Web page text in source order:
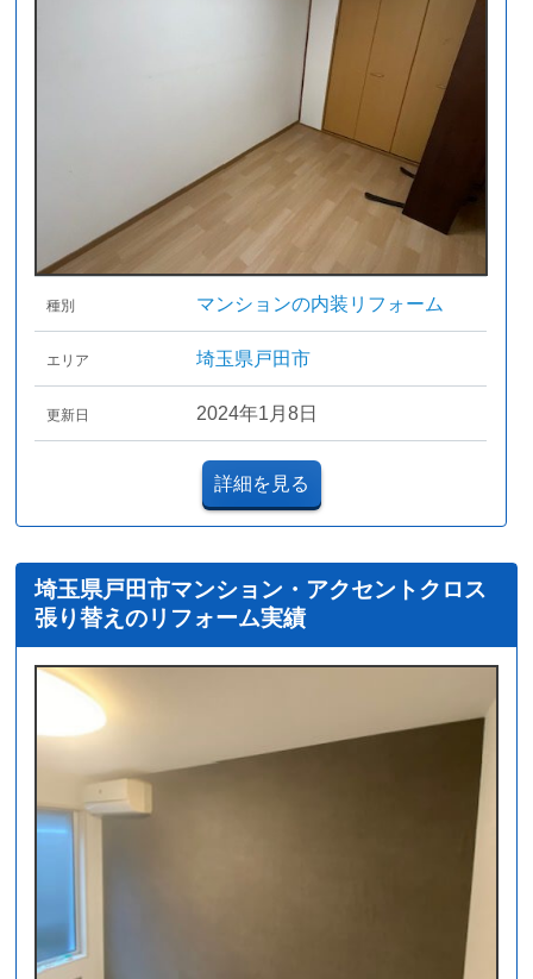
種別 マンションの内装リフォーム
エリア 埼玉県戸田市
更新日 2024年1月8日
詳細を見る
埼玉県戸田市マンション・アクセントクロス
張り替えのリフォーム実績